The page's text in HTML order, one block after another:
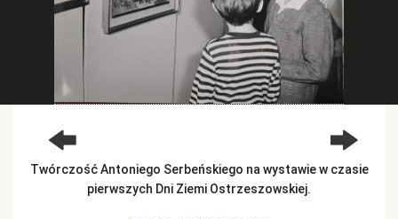
+ Dodaj zdjęcia
Twórczość Antoniego Serbeńskiego na wystawie w czasie
pierwszych Dni Ziemi Ostrzeszowskiej.